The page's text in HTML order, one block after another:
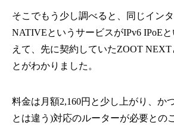
そこでもう少し調べると、同じイン
NATIVEというサービスがIPv6 IPoE
えて、先に契約していたZOOT NEXT
とがわかりました。
料金は月額2,160円と少し上がり、か
とは違う)対応のルーターが必要との